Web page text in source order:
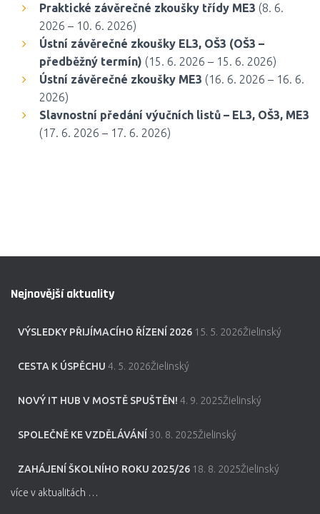
Praktické závěrečné zkoušky třídy ME3 (8. 6.
2026 – 10. 6. 2026)
Ústní závěrečné zkoušky EL3, OŠ3 (OŠ3 –
předběžný termín) (15. 6. 2026 – 15. 6. 2026)
Ústní závěrečné zkoušky ME3 (16. 6. 2026 – 16. 6.
2026)
Slavnostní předání výučních listů – EL3, OŠ3, ME3
(17. 6. 2026 – 17. 6. 2026)
Nejnovější aktuality
VÝSLEDKY PŘIJÍMACÍHO ŘÍZENÍ 2026 15. 5. 2026Žielinský
CESTA K ÚSPĚCHU 4. 5. 2026Žielinský
NOVÝ IT HUB V MOSTĚ SPUŠTĚN! 4. 9. 2025Žielinský
SPOLEČNĚ KE VZDĚLÁVÁNÍ 30. 8. 2025Žielinský
ZAHÁJENÍ ŠKOLNÍHO ROKU 2025/26 18. 8. 2025Žielinský
více v aktualitách …